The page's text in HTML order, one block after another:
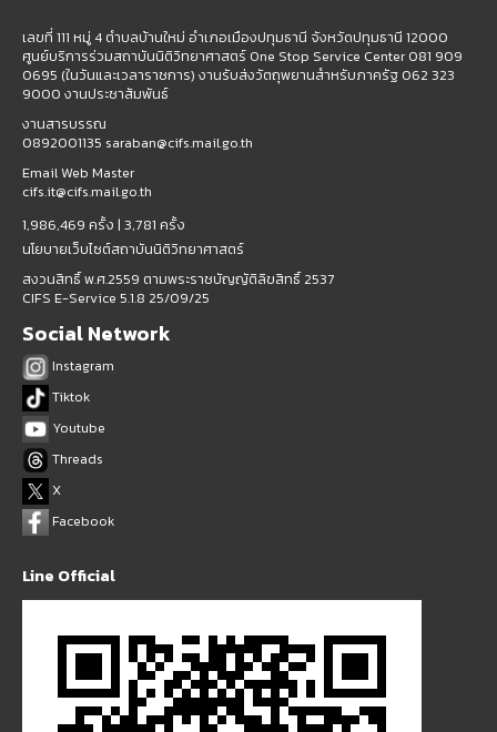
เลขที่ 111 หมู่ 4 ตำบลบ้านใหม่ อำเภอเมืองปทุมธานี จังหวัดปทุมธานี 12000
ศูนย์บริการร่วมสถาบันนิติวิทยาศาสตร์ One Stop Service Center 081 909
0695 (ในวันและเวลาราชการ) งานรับส่งวัตถุพยานสำหรับภาครัฐ 062 323
9000 งานประชาสัมพันธ์
งานสารบรรณ
0892001135 saraban@cifs.mail.go.th
Email Web Master
cifs.it@cifs.mail.go.th
1,986,469 ครั้ง | 3,781 ครั้ง
นโยบายเว็บไซต์สถาบันนิติวิทยาศาสตร์
สงวนสิทธิ์ พ.ศ.2559 ตามพระราชบัญญัติลิขสิทธิ์ 2537
CIFS E-Service 5.1.8 25/09/25
Social Network
Instagram
Tiktok
Youtube
Threads
X
Facebook
Line Official